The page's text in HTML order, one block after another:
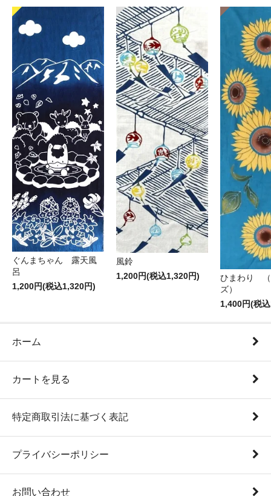
ぐんまちゃん 露天風
呂
1,200円(税込1,320円)
風鈴
1,200円(税込1,320円)
ひまわり （
ズ）
1,400円(税
ホーム
カートを見る
特定商取引法に基づく表記
プライバシーポリシー
お問い合わせ